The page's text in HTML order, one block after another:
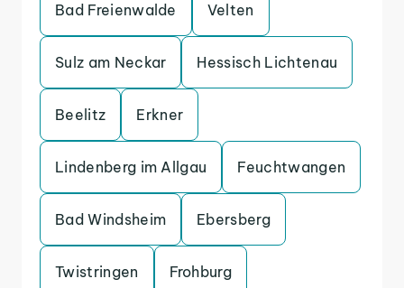
Bad Freienwalde Velten
Sulz am Neckar Hessisch Lichtenau
Beelitz Erkner
Lindenberg im Allgau Feuchtwangen
Bad Windsheim Ebersberg
Twistringen Frohburg